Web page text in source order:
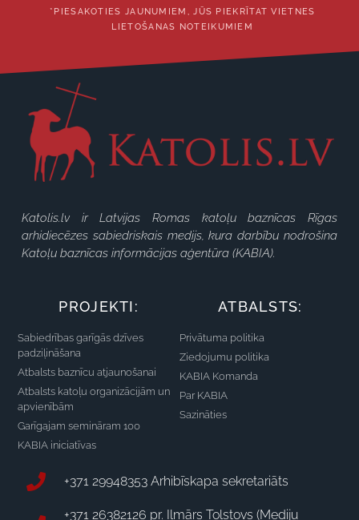
*PIESAKOTIES JAUNUMIEM, JŪS PIEKRĪTAT VIETNES
LIETOŠANAS NOTEIKUMIEM
Katolis.lv ir Latvijas Romas katoļu baznīcas Rīgas
arhidiecēzes sabiedriskais medijs, kura darbību nodrošina
Katoļu baznīcas informācijas aģentūra (KABIA).
PROJEKTI:
Sabiedrības garīgās dzīves
padziļināšana
Atbalsts baznīcu atjaunošanai
Atbalsts katoļu organizācijām un
apvienībām
Garīgajam semināram 100
KABIA iniciatīvas
ATBALSTS:
Privātuma politika
Ziedojumu politika
KABIA Komanda
Par KABIA
Sazināties
+371 29948353 Arhibīskapa sekretariāts
+371 26382126 pr. Ilmārs Tolstovs (Mediju